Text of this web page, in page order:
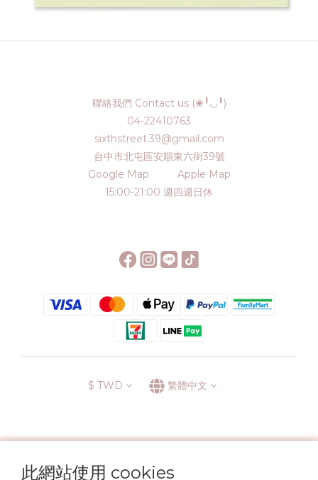
此網站使用 cookies
聯絡我們 Contact us (❀╹◡╹)
04-22410763
sixthstreet.39@gmail.com
台中市北屯區安順東六街39號
Google Map
Apple Map
15:00-21:00 週四週日休
$ TWD 繁體中文
運送方式
退換貨政策 條款與細則